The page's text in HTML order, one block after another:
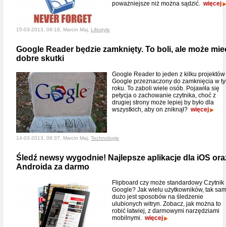
poważniejsze niż można sądzić. więcej
15-03-2013, 08:18, Marcin Maj, Lifestyle
Google Reader będzie zamknięty. To boli, ale może
dobre skutki
Google Reader to jeden z kilku projektów
Google przeznaczony do zamknięcia w
roku. To zaboli wiele osób. Pojawiła się
petycja o zachowanie czytnika, choć z
drugiej strony może lepiej by było dla
wszystkich, aby on zniknął? więcej
14-03-2013, 08:37, Marcin Maj, Technologie
Śledź newsy wygodnie! Najlepsze aplikacje dla iOS
Androida za darmo
Flipboard czy może standardowy Czytnik
Google? Jak wielu użytkowników, tak
dużo jest sposobów na śledzenie
ulubionych witryn. Zobacz, jak można to
robić łatwiej, z darmowymi narzędziami
mobilnymi. więcej